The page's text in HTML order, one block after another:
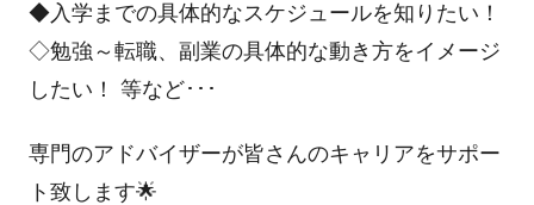
◆入学までの具体的なスケジュールを知りたい！
◇勉強～転職、副業の具体的な動き方をイメージ
したい！ 等など･･･
専門のアドバイザーが皆さんのキャリアをサポー
ト致します🌟